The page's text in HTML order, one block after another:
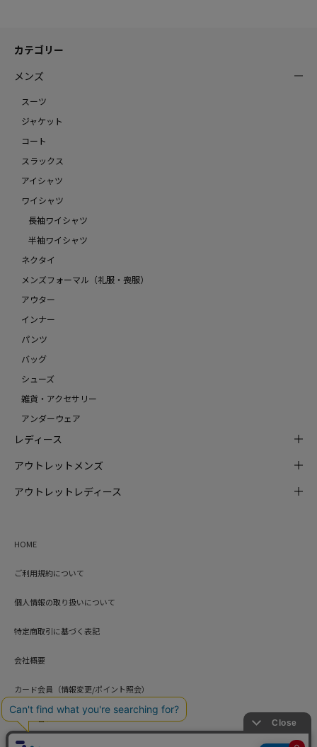
カテゴリー
メンズ
スーツ
ジャケット
コート
スラックス
アイシャツ
ワイシャツ
長袖ワイシャツ
半袖ワイシャツ
ネクタイ
メンズフォーマル（礼服・喪服）
アウター
インナー
パンツ
バッグ
シューズ
雑貨・アクセサリー
アンダーウェア
レディース
アウトレットメンズ
アウトレットレディース
HOME
ご利用規約について
個人情報の取り扱いについて
特定商取引に基づく表記
会社概要
カード会員（情報変更/ポイント照会）